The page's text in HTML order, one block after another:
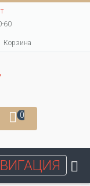
60
Корзина
0